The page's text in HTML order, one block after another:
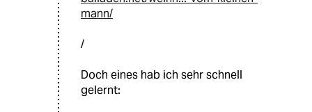
mann/
/
Doch eines hab ich sehr schnell
gelernt: